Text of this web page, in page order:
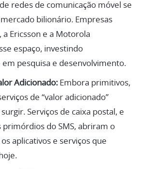
redes de comunicação móvel se
bilionário. Empresas
a Ericsson e a Motorola
espaço, investindo
pesquisa e desenvolvimento.
Adicionado:Embora primitivos,
de “valor adicionado”
Serviços de caixa postal, e
primórdios do SMS, abriram o
aplicativos e serviços que